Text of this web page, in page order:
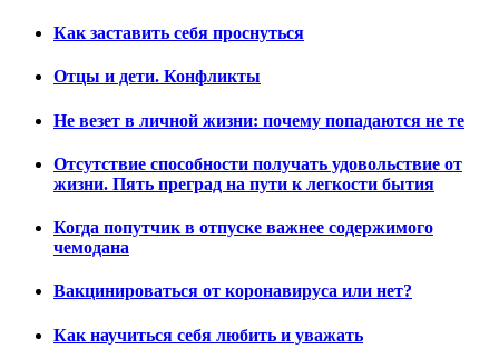
Как заставить себя проснуться
Отцы и дети. Конфликты
Не везет в личной жизни: почему попадаются не те
Отсутствие способности получать удовольствие от
жизни. Пять преград на пути к легкости бытия
Когда попутчик в отпуске важнее содержимого
чемодана
Вакцинироваться от коронавируса или нет?
Как научиться себя любить и уважать